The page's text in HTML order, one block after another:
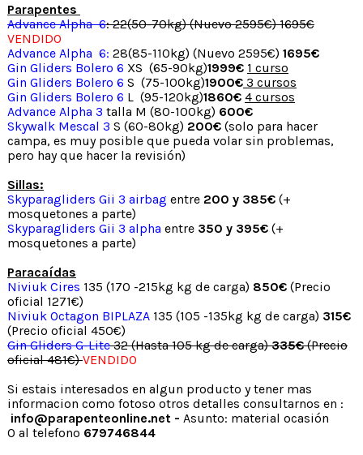
Parapentes
Advance Alpha 6: 22(50-70kg) (Nuevo 2595€) 1695€
VENDIDO
Advance Alpha 6: 28(85-110kg) (Nuevo 2595€) 1695€
Gin Gliders Bolero 6 XS (65-90kg)1999€ 1 curso
Gin Gliders Bolero 6 S (75-100kg)1900€ 3 cursos
Gin Gliders Bolero 6 L (95-120kg)1860€ 4 cursos
Advance Alpha 3 talla M (80-100kg) 600€
Skywalk Mescal 3 S (60-80kg) 200€ (solo para hacer
campa, es muy posible que pueda volar sin problemas,
pero hay que hacer la revisión)
Sillas:
Skyparagliders Gii 3 airbag entre 200 y 385€ (+
mosquetones a parte)
Skyparagliders Gii 3 alpha entre 350 y 395€ (+
mosquetones a parte)
Paracaídas
Niviuk Cires 135 (170 -215kg kg de carga) 850€ (Precio
oficial 1271€)
Niviuk Octagon BIPLAZA 135 (105 -135kg kg de carga) 315€
(Precio oficial 450€)
Gin Gliders G-Lite32 (Hasta 105 kg de carga)335€(Precio
oficial 481€)VENDIDO
Si estais interesados en algun producto y tener mas
informacion como fotoso otros detalles consultarnos en :
info@parapenteonline.net - Asunto: material ocasión
O al telefono 679746844